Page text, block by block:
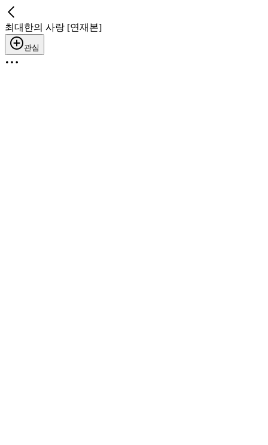
최대한의 사랑 [연재본]
관심